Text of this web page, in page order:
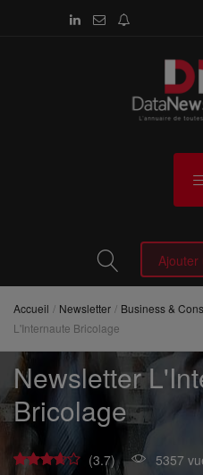
Ajouter
Accueil Newsletter Business &
L'Internaute Bricolage
Newsletter
Bricolage
(3.7)
5357